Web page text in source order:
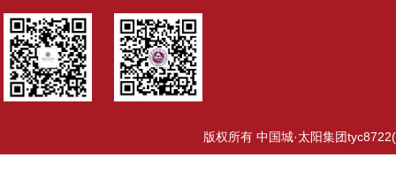
版权所有 中国城·太阳集团